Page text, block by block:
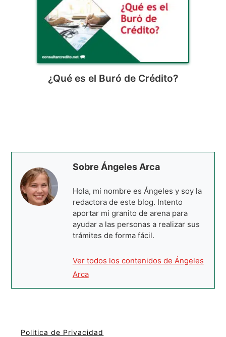
¿Qué es el Buró de Crédito?
Sobre Ángeles Arca
Hola, mi nombre es Ángeles y soy la
redactora de este blog. Intento
aportar mi granito de arena para
ayudar a las personas a realizar sus
trámites de forma fácil.
Ver todos los contenidos de Ángeles
Arca
Politica de Privacidad